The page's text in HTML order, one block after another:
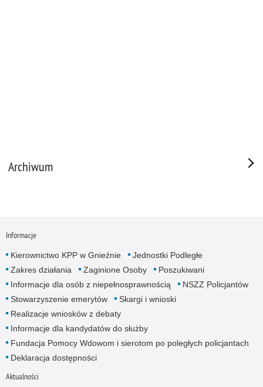
Archiwum
Informacje
Kierownictwo KPP w Gnieźnie
Jednostki Podległe
Zakres działania
Zaginione Osoby
Poszukiwani
Informacje dla osób z niepełnosprawnością
NSZZ Policjantów
Stowarzyszenie emerytów
Skargi i wnioski
Realizacje wniosków z debaty
Informacje dla kandydatów do służby
Fundacja Pomocy Wdowom i sierotom po poległych policjantach
Deklaracja dostępności
Aktualności